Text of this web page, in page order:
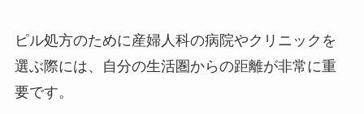
ピル処方のために産婦人科の病院やクリニックを
選ぶ際には、自分の生活圏からの距離が非常に重
要です。